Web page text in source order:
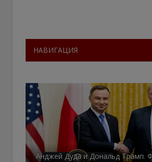
НАВИГАЦИЯ
Анджей Дуда и Дональд Трамп.